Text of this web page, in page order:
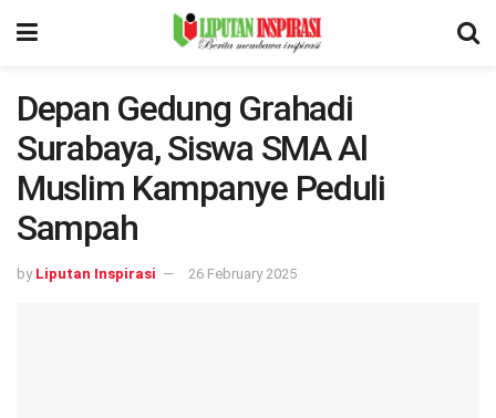
Depan Gedung Grahadi
Surabaya, Siswa SMA Al
Muslim Kampanye Peduli
Sampah
by Liputan Inspirasi 26 February 2025